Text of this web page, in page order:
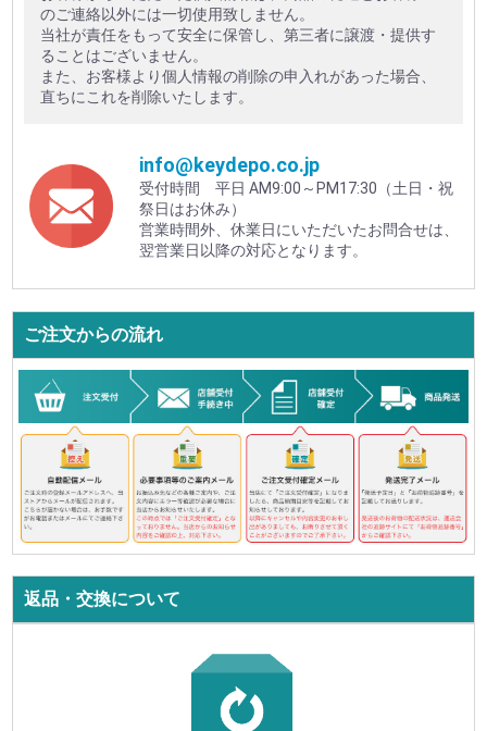
のご連絡以外には一切使用致しません。
当社が責任をもって安全に保管し、第三者に譲渡・提供す
ることはございません。
また、お客様より個人情報の削除の申入れがあった場合、
直ちにこれを削除いたします。
info@keydepo.co.jp
受付時間 平日 AM9:00～PM17:30（土日・祝
祭日はお休み）
営業時間外、休業日にいただいたお問合せは、
翌営業日以降の対応となります。
ご注文からの流れ
返品・交換について